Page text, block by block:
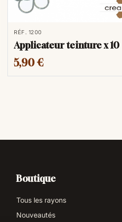
RÉF. 1200
Applicateur teinture x 10
5,90 €
Boutique
Tous les rayons
Nouveautés